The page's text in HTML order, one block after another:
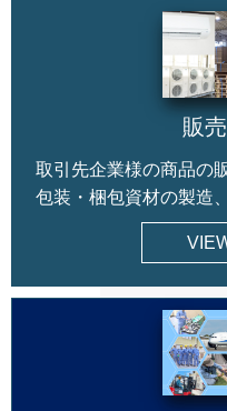
販
取引先企業様の商品の
包装・梱包資材の製造